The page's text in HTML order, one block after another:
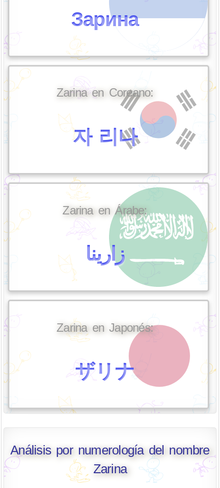
Зарина
Zarina en Coreano:
자 리나
Zarina en Árabe:
زارينا
Zarina en Japonés:
ザリナ
Análisis por numerología del nombre
Zarina